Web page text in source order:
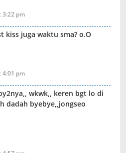
3:22 pm
juga waktu sma? o.O
4:01 pm
wkwk,, keren bgt lo di
dadah byebye,,jongseo